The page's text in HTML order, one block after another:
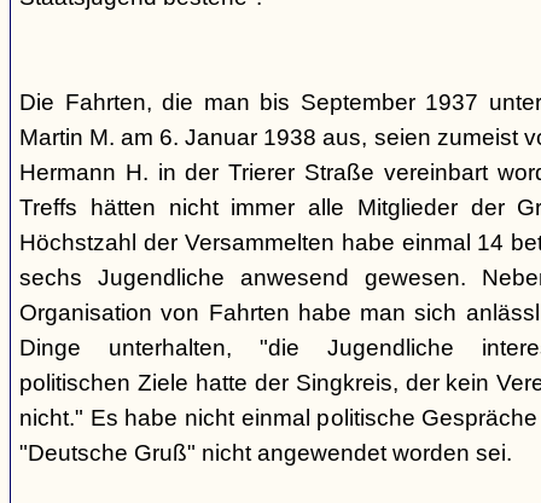
Die Fahrten, die man bis September 1937
Martin M. am 6. Januar 1938 aus, seien zumeist
Hermann H. in der Trierer Straße vereinbart
Treffs hätten nicht immer alle Mitglieder der
Höchstzahl der Versammelten habe einmal 14
sechs Jugendliche anwesend gewesen.
Organisation von Fahrten habe man sich
Dinge unterhalten, "die Jugendliche
politischen Ziele hatte der Singkreis, der kein
nicht." Es habe nicht einmal politische
"Deutsche Gruß" nicht angewendet worden sei.